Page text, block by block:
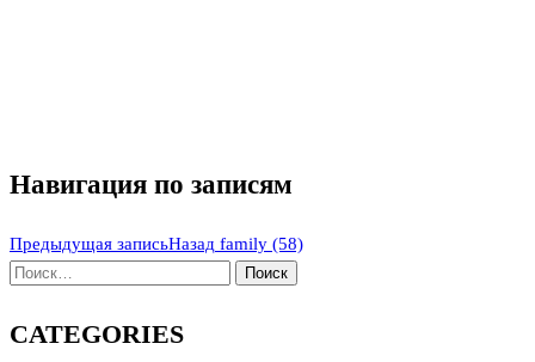
Навигация по записям
Предыдущая записьНазад family (58)
CATEGORIES